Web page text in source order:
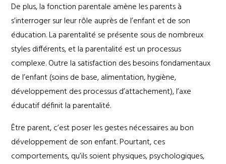
De plus, la fonction parentale amène les parents à
s’interroger sur leur rôle auprès de l’enfant et de son
éducation. La parentalité se présente sous de nombreux
styles différents, et la parentalité est un processus
complexe. Outre la satisfaction des besoins fondamentaux
de l’enfant (soins de base, alimentation, hygiène,
développement des processus d’attachement), l’axe
éducatif définit la parentalité.
Être parent, c’est poser les gestes nécessaires au bon
développement de son enfant. Pourtant, ces
comportements, qu’ils soient physiques, psychologiques,